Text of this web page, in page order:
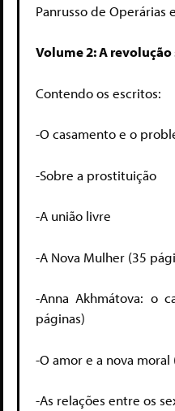
Panrusso de Operárias
Volume 2: A
Contendo os escritos:
-O casamento e o
-Sobre a prostituição
-A união livre
-A Nova Mulher (35
-Anna Akhmátova: o
páginas)
-O amor e a nova moral
-As relações entre os